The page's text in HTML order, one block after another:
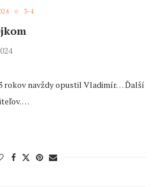
3-4
rokov navždy opustil Vladimír… Ďalší
…